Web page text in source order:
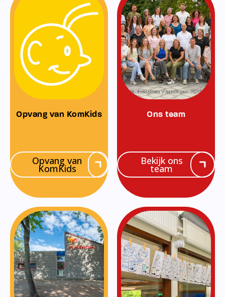
Opvang van KomKids
Opvang van
KomKids
Ons team
Bekijk ons
team